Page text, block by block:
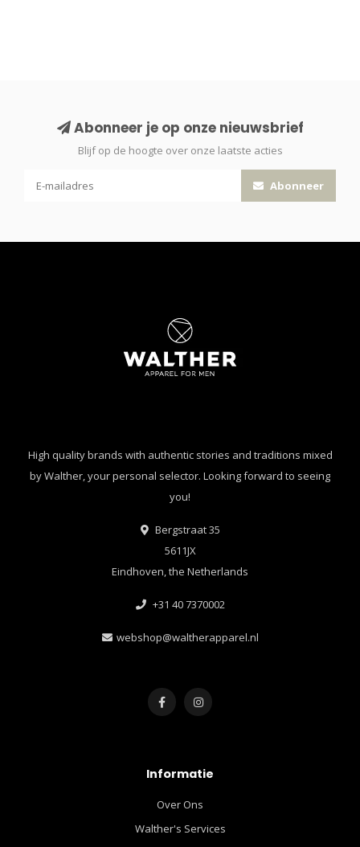
Abonneer je op onze nieuwsbrief
Blijf op de hoogte over onze laatste acties
Abonneer
High quality brands with authentic stories and traditions mixed
by Walther, your personal selector. Looking forward to seeing
you!
Bergstraat 35
5611JX
Eindhoven, the Netherlands
+31 40 7370002
webshop@waltherapparel.nl
Informatie
Over Ons
Walther's Services